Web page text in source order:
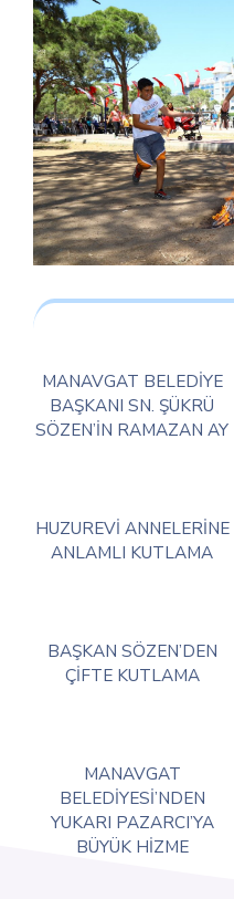
MANAVGAT BELEDİYE
BAŞKANI SN. ŞÜKRÜ
SÖZEN’İN RAMAZAN AY
HUZUREVİ ANNELERİNE
ANLAMLI KUTLAMA
BAŞKAN SÖZEN’DEN
ÇİFTE KUTLAMA
MANAVGAT
BELEDİYESİ’NDEN
YUKARI PAZARCI’YA
BÜYÜK HİZME